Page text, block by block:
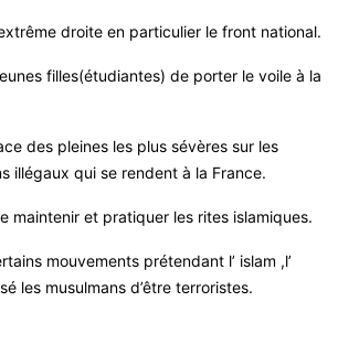
droite en particulier le front national.
filles(étudiantes) de porter le voile à la
des pleines les plus sévères sur les
illégaux qui se rendent à la France.
maintenir et pratiquer les rites islamiques.
mouvements prétendant l’ islam ,l’
les musulmans d’être terroristes.